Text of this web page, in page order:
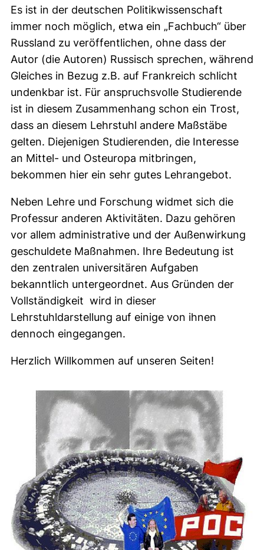
Es ist in der deutschen Politikwissenschaft
immer noch möglich, etwa ein „Fachbuch“ über
Russland zu veröffentlichen, ohne dass der
Autor (die Autoren) Russisch sprechen, während
Gleiches in Bezug z.B. auf Frankreich schlicht
undenkbar ist. Für anspruchsvolle Studierende
ist in diesem Zusammenhang schon ein Trost,
dass an diesem Lehrstuhl andere Maßstäbe
gelten. Diejenigen Studierenden, die Interesse
an Mittel- und Osteuropa mitbringen,
bekommen hier ein sehr gutes Lehrangebot.
Neben Lehre und Forschung widmet sich die
Professur anderen Aktivitäten. Dazu gehören
vor allem administrative und der Außenwirkung
geschuldete Maßnahmen. Ihre Bedeutung ist
den zentralen universitären Aufgaben
bekanntlich untergeordnet. Aus Gründen der
Vollständigkeit wird in dieser
Lehrstuhldarstellung auf einige von ihnen
dennoch eingegangen.
Herzlich Willkommen auf unseren Seiten!